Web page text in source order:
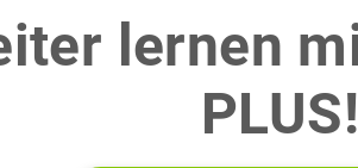
Raum, zum Beispiel in
dabei Material 2.
lernen
PLUS!